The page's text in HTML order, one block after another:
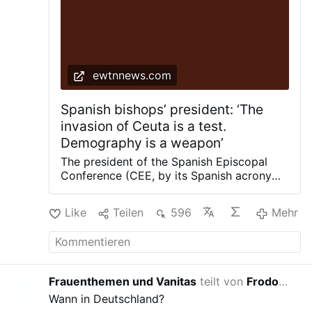
ewtnnews.com
Spanish bishops’ president: ‘The
invasion of Ceuta is a test.
Demography is a weapon’
The president of the Spanish Episcopal
Conference (CEE, by its Spanish acronym),
invasion of Ceuta is a test. Demography is
a weapon," referring to the crisis in recent
days caused by the massive illegal entry
of migrants into the Spanish city located
Leo XIV has also described as "alarming."
In an Aug. 2 message shared on X,
Argüello declared: “Biopolitics is key to
Like Teilen 596 Mehr
Frauenthemen und Vanitas teilt von Frodo Baggins
Wann in Deutschland?